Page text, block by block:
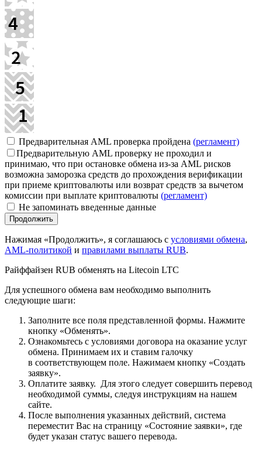
Предварительная AML проверка пройдена (регламент)
Предварительную AML проверку не проходил и
принимаю, что при остановке обмена из-за AML рисков
возможна заморозка средств до прохождения верификации
при приеме криптовалюты или возврат средств за вычетом
комиссии при выплате криптовалюты (регламент)
Не запоминать введенные данные
Нажимая «Продолжить», я соглашаюсь с условиями обмена,
AML-политикой и правилами выплаты RUB.
Paйффaйзeн RUB обменять на Litecoin LTC
Для успешного обмена вам необходимо выполнить
следующие шаги:
Заполните все поля представленной формы. Нажмите
кнопку «Обменять».
Ознакомьтесь с условиями договора на оказание услуг
обмена. Принимаем их и ставим галочку
в соответствующем поле. Нажимаем кнопку «Создать
заявку».
Оплатите заявку. Для этого следует совершить перевод
необходимой суммы, следуя инструкциям на нашем
сайте.
После выполнения указанных действий, система
переместит Вас на страницу «Состояние заявки», где
будет указан статус вашего перевода.